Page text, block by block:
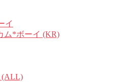
イ
ム*ボーイ (KR)
(ALL)